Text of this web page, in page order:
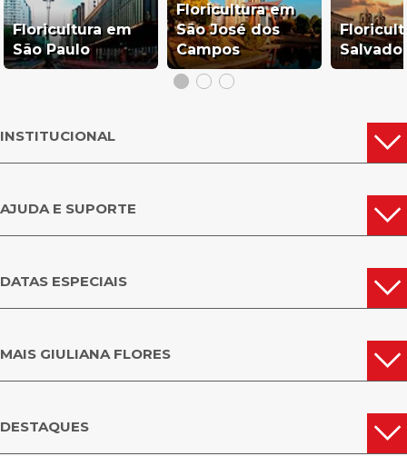
Floricultura em
São Paulo
Floricultura em
São José dos
Campos
INSTITUCIONAL
AJUDA E SUPORTE
DATAS ESPECIAIS
MAIS GIULIANA FLORES
DESTAQUES